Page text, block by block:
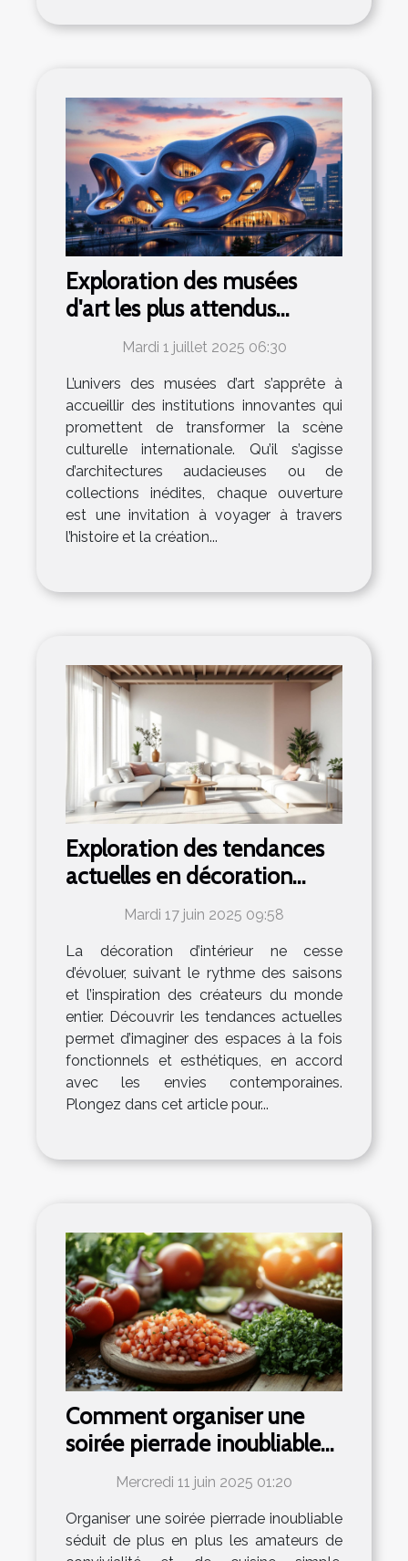
Exploration des musées
d'art les plus attendus
ouvrant leurs portes
prochainement
Mardi 1 juillet 2025 06:30
L’univers des musées d’art s’apprête à
accueillir des institutions innovantes qui
promettent de transformer la scène
culturelle internationale. Qu’il s’agisse
d’architectures audacieuses ou de
collections inédites, chaque ouverture
est une invitation à voyager à travers
l’histoire et la création...
Exploration des tendances
actuelles en décoration
d'intérieurMardi 17 juin 2025 09:58
La décoration d’intérieur ne cesse
d’évoluer, suivant le rythme des saisons
et l’inspiration des créateurs du monde
entier. Découvrir les tendances actuelles
permet d’imaginer des espaces à la fois
fonctionnels et esthétiques, en accord
avec les envies contemporaines.
Plongez dans cet article pour...
Comment organiser une
soirée pierrade inoubliable
avec des recettes faciles
Mercredi 11 juin 2025 01:20
Organiser une soirée pierrade inoubliable
séduit de plus en plus les amateurs de